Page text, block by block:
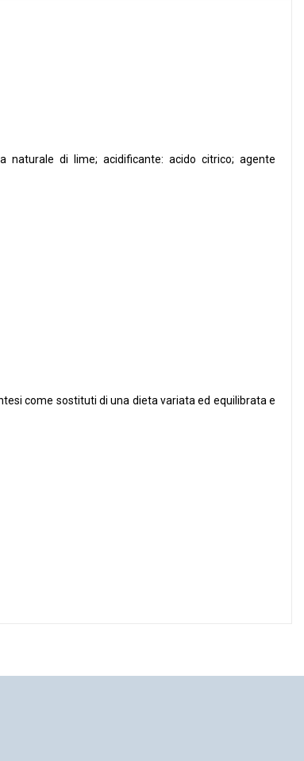
naturale di lime; acidificante: acido citrico; agente
come sostituti di una dieta variata ed equilibrata e